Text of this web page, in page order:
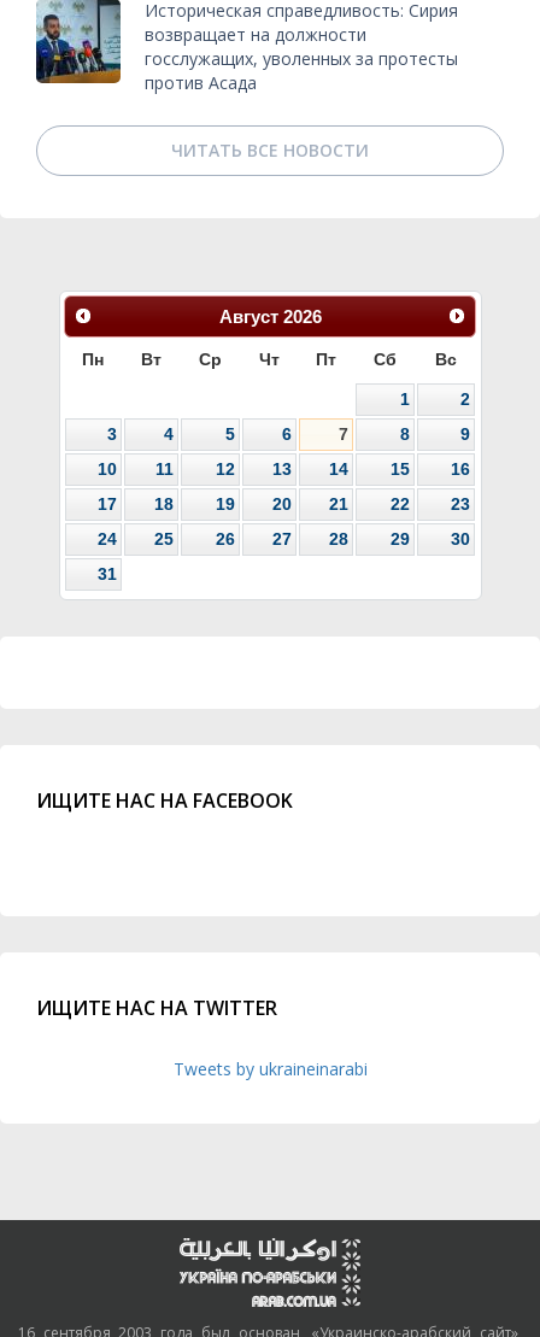
Историческая справедливость: Сирия
возвращает на должности
госслужащих, уволенных за протесты
против Асада
ЧИТАТЬ ВСЕ НОВОСТИ
Август 2026
Пн Вт Ср Чт Пт Сб Вс
1
2
3
4 5 6 7 8
9
10
11 12 13 14 15
16
17
18 19 20 21 22
23
24
25 26 27 28 29
30
31
ИЩИТЕ НАС НА FACEBOOK
ИЩИТЕ НАС НА TWITTER
Tweets by ukraineinarabi
16 сентября 2003 года был основан, «Украинско-арабский сайт»,